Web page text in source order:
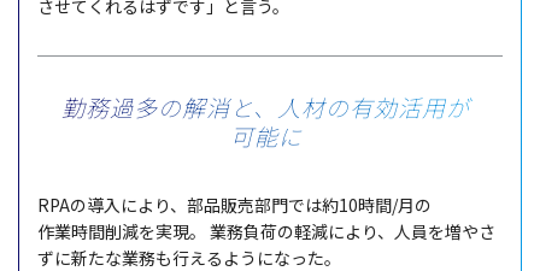
させてくれるはずです」と言う。
勤務過多の解消と、人材の有効活用が
可能に
RPAの導入 により、 部品販売部門では約10時間/月の
作業時間削減を実現。 業務負荷の軽減により、 人員を増やさ
ずに新たな業務も行えるようになった。